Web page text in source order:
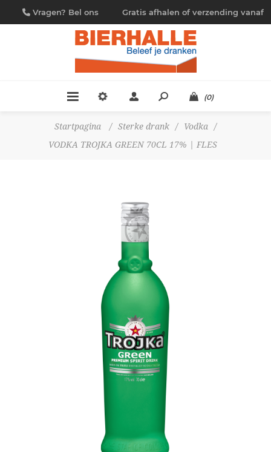
Vragen? Bel ons
09/230.88.44
Gratis afhalen of verzending vanaf
€ 4,95
(0)
Startpagina / Sterke drank / Vodka
/
VODKA TROJKA GREEN 70CL 17% | FLES